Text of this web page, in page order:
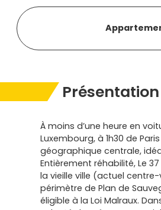
À moins d’une heure en
Luxembourg, à 1h30 de
géographique centrale,
Entièrement réhabilité, Le
la vieille ville (actuel
périmètre de Plan de
éligible à la Loi Malraux.